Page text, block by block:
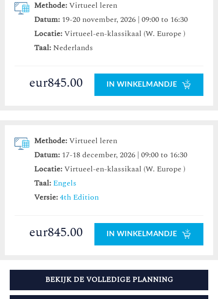
Methode:Virtueel leren
Datum: 19-20 november, 2026 | 09:00 to 16:30
Locatie:Virtueel-en-klassikaal (W. Europe )
Taal: Nederlands
eur845.00 IN WINKELMANDJE
Methode:Virtueel leren
Datum: 17-18 december, 2026 | 09:00 to 16:30
Locatie:Virtueel-en-klassikaal (W. Europe )
Taal: Engels
Versie:4th Edition
eur845.00 IN WINKELMANDJE
BEKIJK DE VOLLEDIGE PLANNING